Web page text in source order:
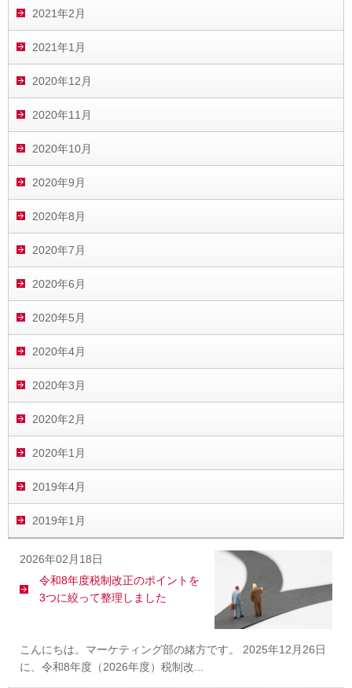
2021年2月
2021年1月
2020年12月
2020年11月
2020年10月
2020年9月
2020年8月
2020年7月
2020年6月
2020年5月
2020年4月
2020年3月
2020年2月
2020年1月
2019年4月
2019年1月
2026年02月18日
令和8年度税制改正のポイントを
3つに絞って整理しました
こんにちは。マーケティング部の緒方です。 2025年12月26日
に、令和8年度（2026年度）税制改...